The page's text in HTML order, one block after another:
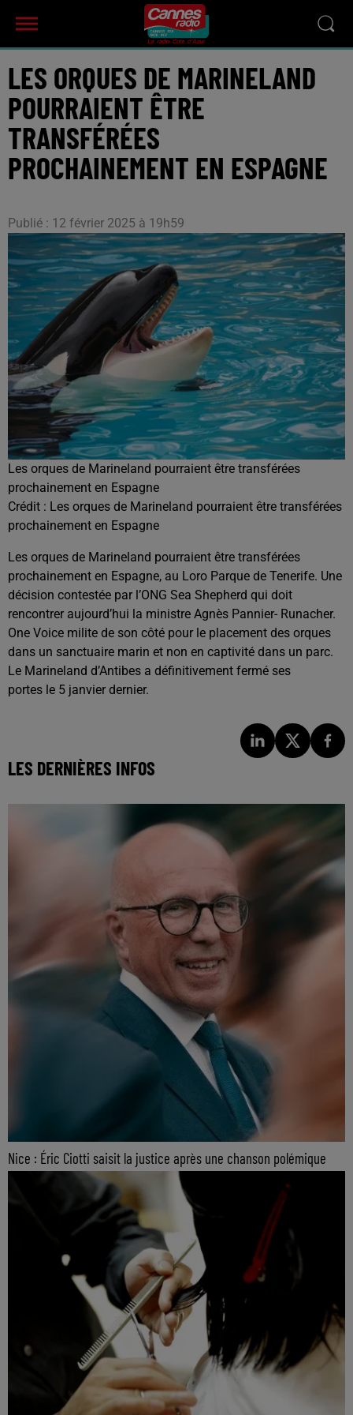
LES ORQUES DE MARINELAND
POURRAIENT ÊTRE
TRANSFÉRÉES
PROCHAINEMENT EN ESPAGNE
Publié : 12 février 2025 à 19h59
Les orques de Marineland pourraient être transférées
prochainement en Espagne
Crédit : Les orques de Marineland pourraient être transférées
prochainement en Espagne
Les orques de Marineland pourraient être transférées
prochainement en Espagne, au Loro Parque de Tenerife. Une
décision contestée par l’ONG Sea Shepherd qui doit
rencontrer aujourd’hui la ministre Agnès Pannier- Runacher.
One Voice milite de son côté pour le placement des orques
dans un sanctuaire marin et non en captivité dans un parc.
Le Marineland d’Antibes a définitivement fermé ses
portes le 5 janvier dernier.
LES DERNIÈRES INFOS
Nice : Éric Ciotti saisit la justice après une chanson polémique